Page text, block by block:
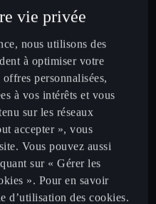
vie privée
nous utilisons des
à optimiser votre
personnalisées,
à vos intérêts et vous
sur les réseaux
accepter », vous
Vous pouvez aussi
sur « Gérer les
». Pour en savoir
d’utilisation des cookies.